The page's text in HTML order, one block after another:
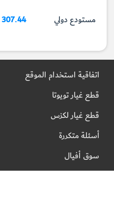
مستودع دولي 307.44
اتفاقية استخدام الموقع
قطع غيار تويوتا
قطع غيار لكزس
أسئلة متكررة
سوق أفيال